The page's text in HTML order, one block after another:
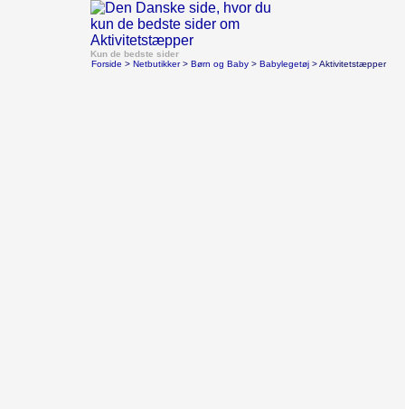
Kun de bedste sider
Forside > Netbutikker> Børn og Baby > Babylegetøj > Aktivitetstæpper